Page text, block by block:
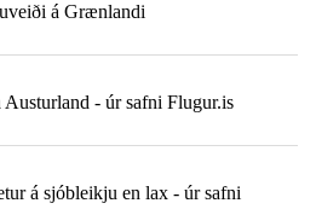
á Grænlandi
- úr safni Flugur.is
á sjóbleikju en lax - úr safni